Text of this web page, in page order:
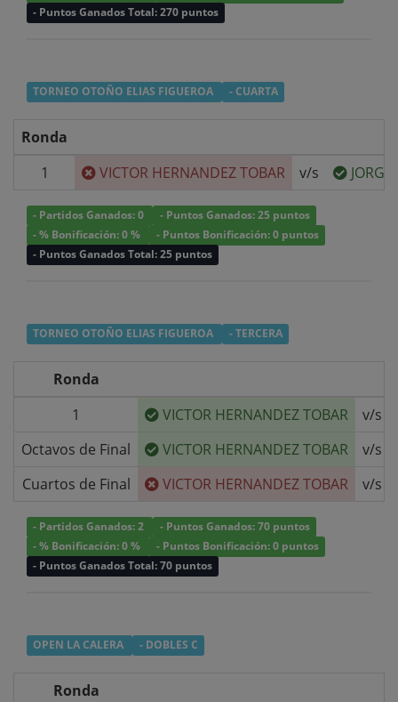
- Puntos Ganados Total: 270 puntos
TORNEO OTOÑO ELIAS FIGUEROA - CUARTA
Ronda
1
VICTOR HERNANDEZ TOBAR v/s
- Partidos Ganados: 0
- Puntos Ganados: 25 puntos
- % Bonificación: 0 %
- Puntos Bonificación: 0 puntos
- Puntos Ganados Total: 25 puntos
TORNEO OTOÑO ELIAS FIGUEROA - TERCERA
Ronda
1
VICTOR HERNANDEZ TOBAR v/s
Octavos de Final
VICTOR HERNANDEZ TOBAR v/s
Cuartos de Final
VICTOR HERNANDEZ TOBAR v/s
- Partidos Ganados: 2
- Puntos Ganados: 70 puntos
- % Bonificación: 0 %
- Puntos Bonificación: 0 puntos
- Puntos Ganados Total: 70 puntos
OPEN LA CALERA - DOBLES C
Ronda